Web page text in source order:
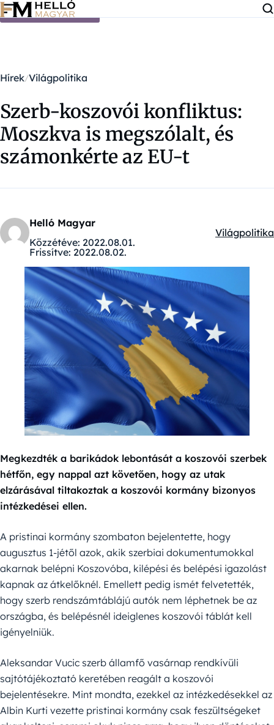
Ugrás a tartalomra
Hírek Világpolitika
Szerb-koszovói konfliktus:
Moszkva is megszólalt, és
számonkérte az EU-t
Helló Magyar
Közzétéve: 2022.08.01.
Frissítve: 2022.08.02.
Kategóriák:
Világpolitika
Megkezdték a barikádok lebontását a koszovói szerbek
hétfőn, egy nappal azt követően, hogy az utak
elzárásával tiltakoztak a koszovói kormány bizonyos
intézkedései ellen.
A pristinai kormány szombaton bejelentette, hogy
augusztus 1-jétől azok, akik szerbiai dokumentumokkal
akarnak belépni Koszovóba, kilépési és belépési igazolást
kapnak az átkelőknél. Emellett pedig ismét felvetették,
hogy szerb rendszámtáblájú autók nem léphetnek be az
országba, és belépésnél ideiglenes koszovói táblát kell
igényelniük.
Aleksandar Vucic szerb államfő vasárnap rendkívüli
sajtótájékoztató keretében reagált a koszovói
bejelentésekre. Mint mondta, ezekkel az intézkedésekkel az
Albin Kurti vezette pristinai kormány csak feszültségeket